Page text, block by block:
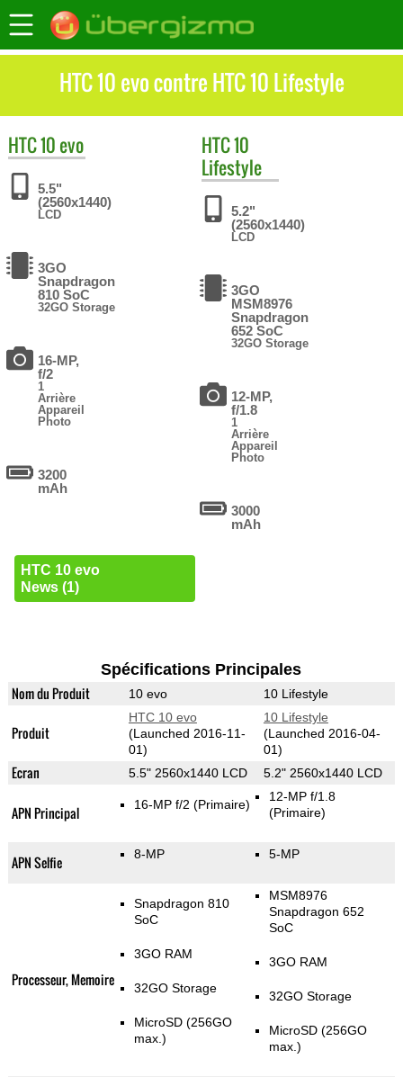
HTC 10 evo contre HTC 10 Lifestyle
HTC10 evo
5.5"
(2560x1440)
LCD
3GO
Snapdragon
810 SoC
32GO Storage
16-MP,
f/2
1
Arrière
Appareil
Photo
3200
mAh
HTC 10 evo
News (1)
HTC10
Lifestyle
5.2"
(2560x1440)
LCD
3GO
MSM8976
Snapdragon
652 SoC
32GO Storage
12-MP,
f/1.8
1
Arrière
Appareil
Photo
3000
mAh
Spécifications Principales
Nom du Produit 10 evo 10 Lifestyle
Produit
HTC 10 evo
(Launched 2016-11-
01)
10 Lifestyle
(Launched 2016-04-
01)
Ecran 5.5" 2560x1440 LCD 5.2" 2560x1440 LCD
APN Principal 16-MP f/2 (Primaire)
12-MP f/1.8
(Primaire)
APN Selfie 8-MP 5-MP
Processeur, Memoire
Snapdragon 810
SoC
3GO RAM
32GO Storage
MicroSD (256GO
max.)
MSM8976
Snapdragon 652
SoC
3GO RAM
32GO Storage
MicroSD (256GO
max.)